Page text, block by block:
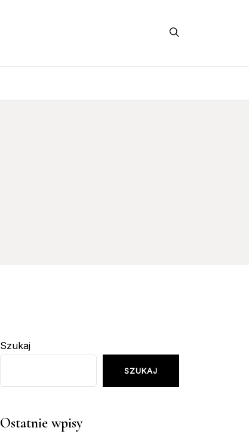
Szukaj
SZUKAJ
Ostatnie wpisy